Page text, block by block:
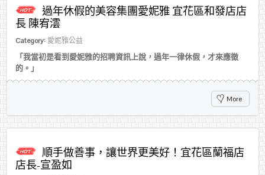
過年休假的美容集團愛妮雅 宜花區和發店店
長 陳宥澐
Category: 愛妮雅公益
「我當初是看到愛妮雅的招聘資訊上說，過年一律休假，才來應徵
的。」
More
順手做善事，讓世界更美好！宜花區蘭福店
店長-宣盈如